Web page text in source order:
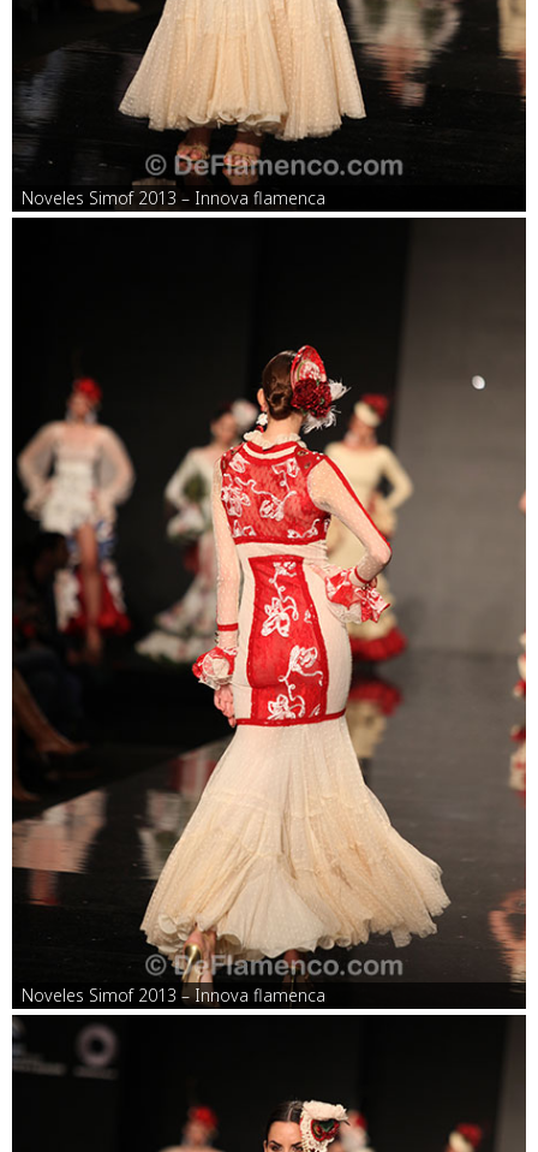
Noveles Simof 2013 – Innova flamenca
Noveles Simof 2013 – Innova flamenca